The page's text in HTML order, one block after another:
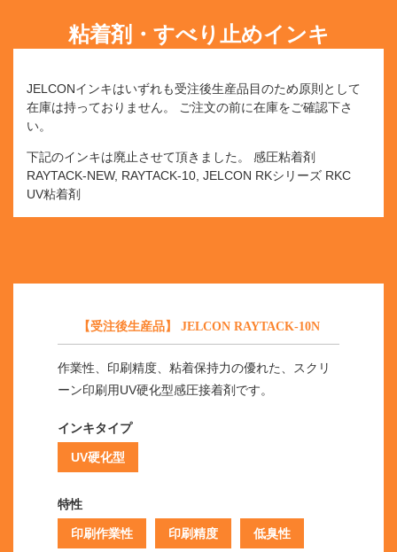
粘着剤・すべり止めインキ
JELCONインキはいずれも受注後生産品目のため原則として
在庫は持っておりません。
ご注文の前に在庫をご確認下さ
い。
下記のインキは廃止させて頂きました。
感圧粘着剤
RAYTACK-NEW, RAYTACK-10, JELCON RKシリーズ RKC
UV粘着剤
【受注後生産品】 JELCON RAYTACK-10N
作業性、印刷精度、粘着保持力の優れた、スクリ
ーン印刷用UV硬化型感圧接着剤です。
インキタイプ
UV硬化型
特性
印刷作業性 印刷精度 低臭性